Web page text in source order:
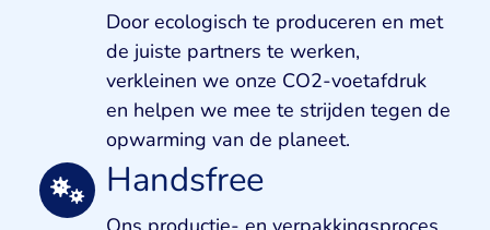
Door ecologisch te produceren en met
de juiste partners te werken,
verkleinen we onze CO2-voetafdruk
en helpen we mee te strijden tegen de
opwarming van de planeet.
Handsfree